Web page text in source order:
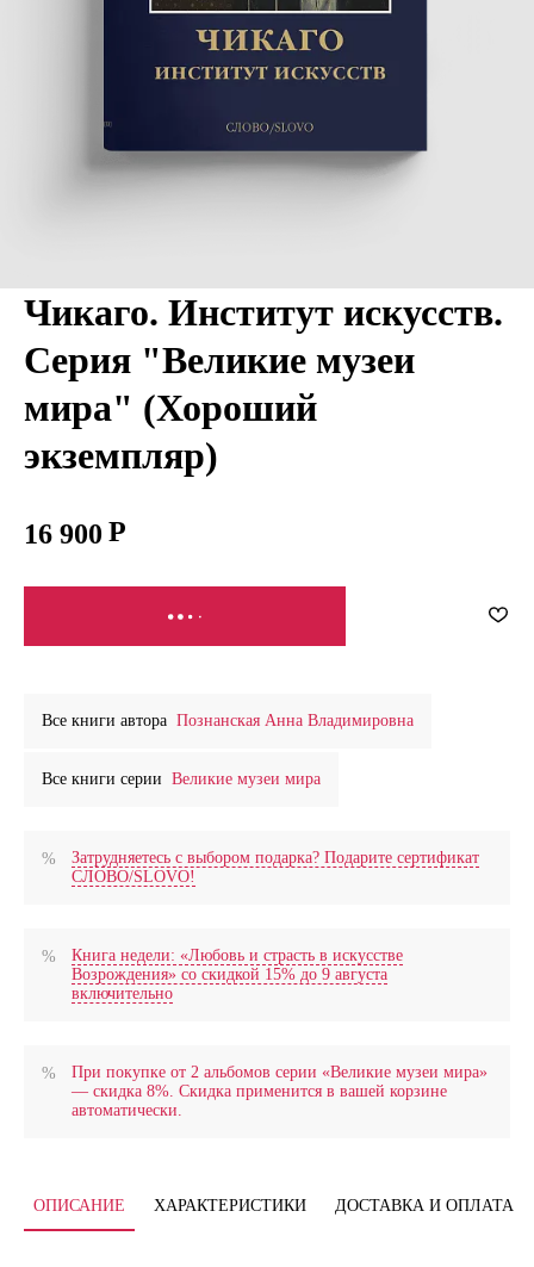
Чикаго. Институт искусств.
Серия "Великие музеи
мира" (Хороший
экземпляр)
16 900
СООБЩИТЬ О ПОСТУПЛЕНИИ
Все книги автора Познанская Анна Владимировна
Все книги серии Великие музеи мира
Затрудняетесь с выбором подарка? Подарите сертификат
СЛОВО/SLOVO!
Книга недели: «Любовь и страсть в искусстве
Возрождения» со скидкой 15% до 9 августа
включительно
При покупке от 2 альбомов серии «Великие музеи мира»
— скидка 8%. Скидка применится в вашей корзине
автоматически.
ОПИСАНИЕ ХАРАКТЕРИСТИКИ ДОСТАВКА И ОПЛАТА